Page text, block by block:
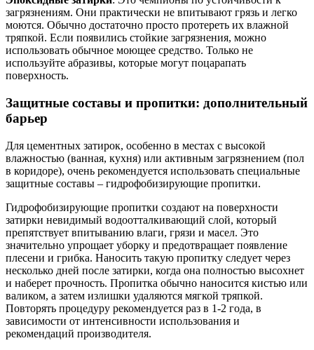
загрязнениям. Они практически не впитывают грязь и легко
моются. Обычно достаточно просто протереть их влажной
тряпкой. Если появились стойкие загрязнения, можно
использовать обычное моющее средство. Только не
используйте абразивы, которые могут поцарапать
поверхность.
Защитные составы и пропитки: дополнительный
барьер
Для цементных затирок, особенно в местах с высокой
влажностью (ванная, кухня) или активным загрязнением (пол
в коридоре), очень рекомендуется использовать специальные
защитные составы – гидрофобизирующие пропитки.
Гидрофобизирующие пропитки создают на поверхности
затирки невидимый водоотталкивающий слой, который
препятствует впитыванию влаги, грязи и масел. Это
значительно упрощает уборку и предотвращает появление
плесени и грибка. Наносить такую пропитку следует через
несколько дней после затирки, когда она полностью высохнет
и наберет прочность. Пропитка обычно наносится кистью или
валиком, а затем излишки удаляются мягкой тряпкой.
Повторять процедуру рекомендуется раз в 1-2 года, в
зависимости от интенсивности использования и
рекомендаций производителя.